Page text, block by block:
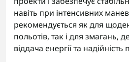
навіть при інтенсивних
рекомендується як для
польотів, так і для змагань,
віддача енергії та надійність